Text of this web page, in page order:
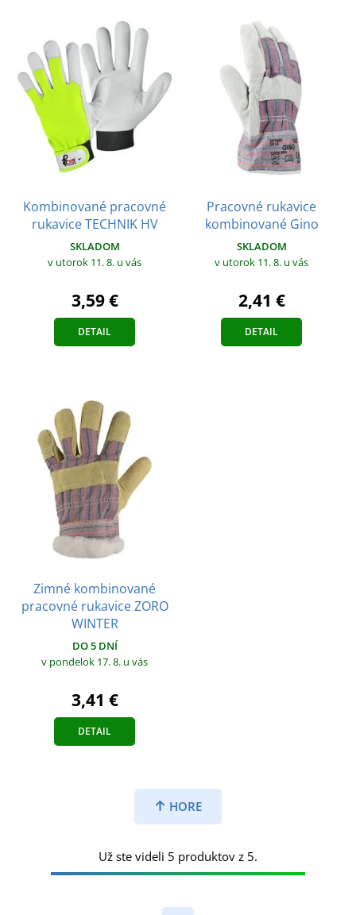
Kombinované pracovné
rukavice TECHNIK HV
SKLADOM
v utorok 11. 8. u vás
3,59 €
DETAIL
Pracovné rukavice
kombinované Gino
SKLADOM
v utorok 11. 8. u vás
2,41 €
DETAIL
Zimné kombinované
pracovné rukavice ZORO
WINTER
DO 5 DNÍ
v pondelok 17. 8. u vás
3,41 €
DETAIL
HORE
Už ste videli 5 produktov z 5.